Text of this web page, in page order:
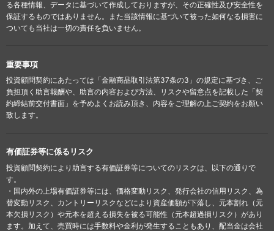
る各種情報、データに基づいて作成しておりますが、その正確性及び安全性を
保証するものではありません。また当該情報に基づいて被った如何なる損害に
ついても当社は一切の責任を負いません。
重要事項
投資顧問契約にあたっては「金融商品取引法第37条の3」の規定に基づき、ご
負担頂く助言報酬や、助言の内容および方法、リスクや留意点を記載した「契
約締結前交付書面」を予めよくお読み頂き、内容をご理解の上ご契約をお願い
致します。
有価証券等に係るリスク
投資顧問契約により助言する有価証券等についてのリスクは、以下の通りで
す。
・国内外の上場有価証券等には、価格変動リスク、発行会社の信用リスク、為
替変動リスク、カントリーリスクなどにより資産価額が下落し、元本割れ（元
本欠損リスク）や元本を超える損失を被る可能性（元本超過損リスク）があり
ます。加えて、売買時には手数料や金利が発生することもあり、配当金は会社